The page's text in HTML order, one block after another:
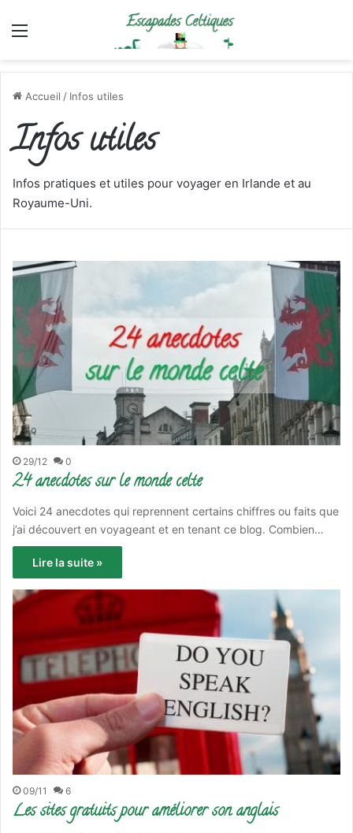
Menu
Accueil / Infos utiles
Infos utiles
Infos pratiques et utiles pour voyager en Irlande et au
Royaume-Uni.
29/12 0
24 anecdotes sur le monde celte
Voici 24 anecdotes qui reprennent certains chiffres ou faits que
j’ai découvert en voyageant et en tenant ce blog. Combien…
Lire la suite »
09/11 6
Les sites gratuits pour améliorer son anglais